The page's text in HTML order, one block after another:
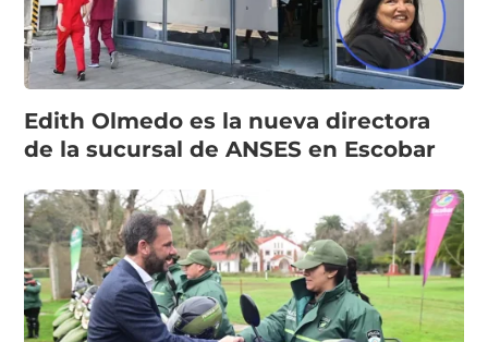
Edith Olmedo es la nueva directora
de la sucursal de ANSES en Escobar